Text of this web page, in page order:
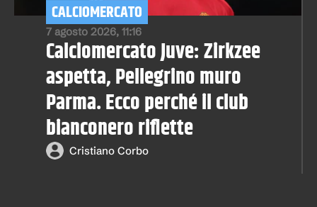
7 agosto 2026, 11:16
CALCIOMERCATO
Calciomercato Juve: Zirkzee
aspetta, Pellegrino muro
Parma. Ecco perché il club
bianconero riflette
Cristiano Corbo